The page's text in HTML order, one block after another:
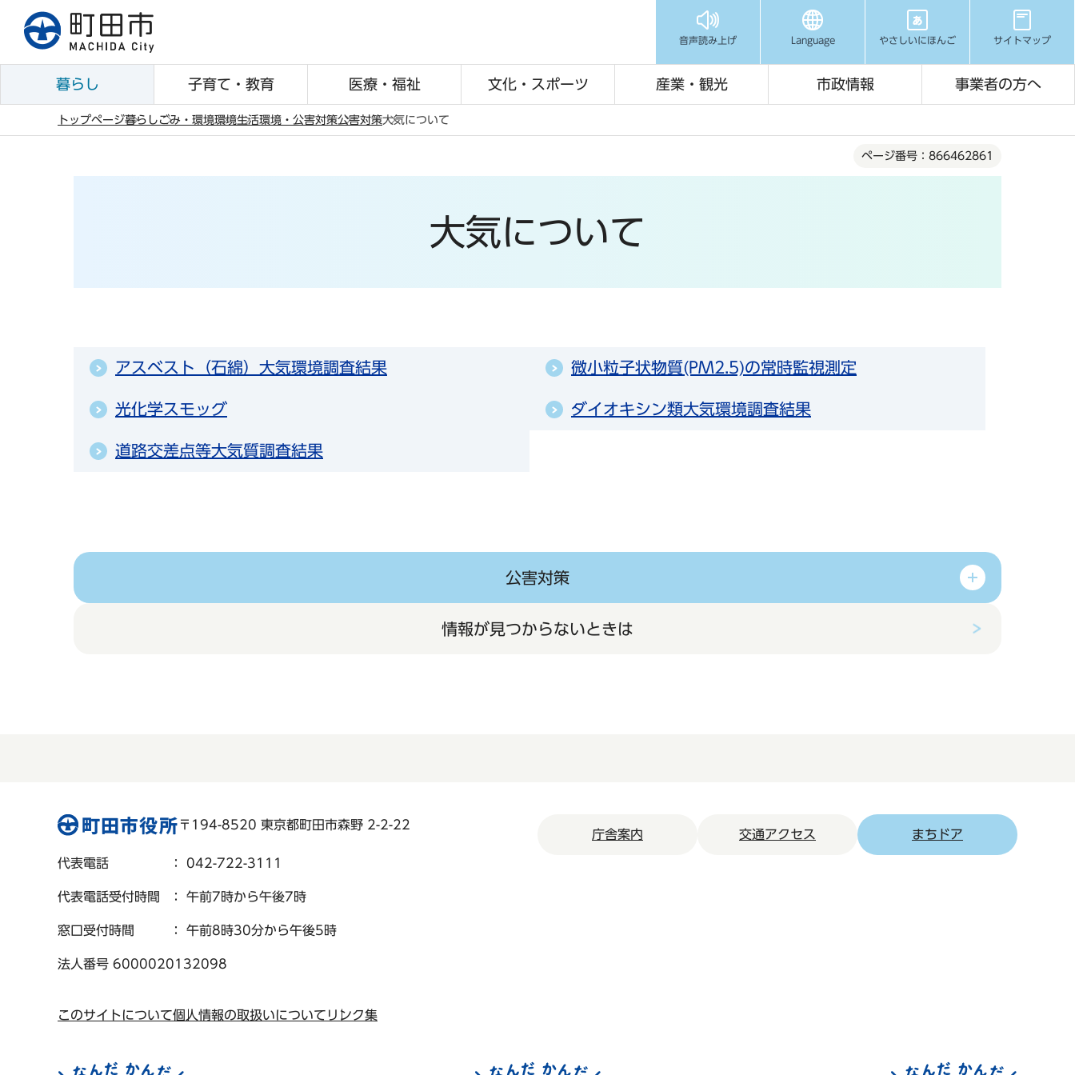
先
音声読み上げ Language やさしいにほんご サイトマップ
暮らし 子育て・教育 医療・福祉 文化・スポーツ 産業・観光 市政情報 事業者の方へ
トップページ暮らし ごみ・環境環境生活環境・公害対策公害対策大気について
ページ番号：866462861
大気について
アスベスト（石綿）大気環境調査結果 微小粒子状物質(PM2.5)の常時監視測定
光化学スモッグ ダイオキシン類大気環境調査結果
道路交差点等大気質調査結果
公害対策
情報が見つからないときは
〒194-8520 東京都町田市森野 2-2-22
代表電話 ： 042-722-3111
代表電話受付時間 ： 午前7時から午後7時
窓口受付時間 ： 午前8時30分から午後5時
法人番号 6000020132098
このサイトについて個人情報の取扱いについて リンク集
庁舎案内 交通アクセス まちドア